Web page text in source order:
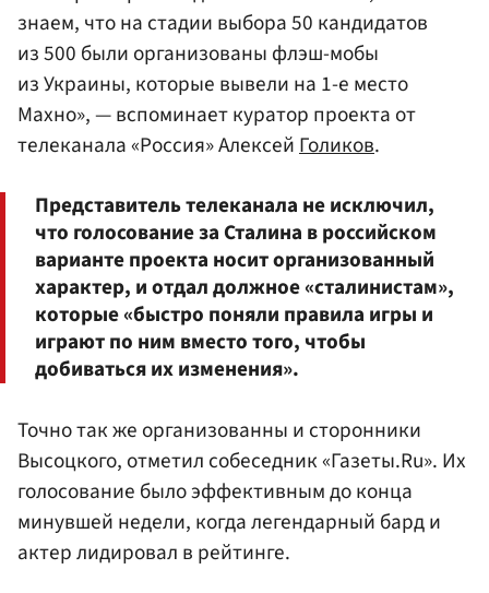
знаем, что на стадии выбора 50 кандидатов
из 500 были организованы флэш-мобы
из Украины, которые вывели на 1-е место
Махно», — вспоминает куратор проекта от
телеканала «Россия» АлексейГоликов.
Представитель телеканала не исключил,
что голосование за Сталина в российском
варианте проекта носит организованный
характер, и отдал должное «сталинистам»,
которые «быстро поняли правила игры и
играют по ним вместо того, чтобы
добиваться их изменения».
Точно так же организованны и сторонники
Высоцкого, отметил собеседник «Газеты.Ru». Их
голосование было эффективным до конца
минувшей недели, когда легендарный бард и
актер лидировал в рейтинге.